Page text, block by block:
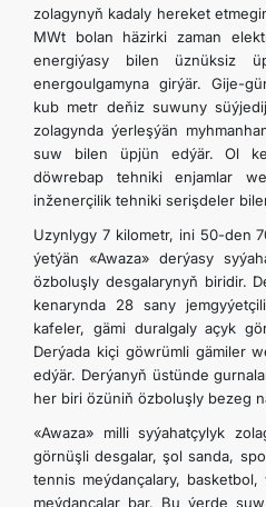
zolagynyň kadaly hereket
MWt bolan häzirki zaman
energiýasy bilen üznüksiz
energoulgamyna girýär. Gije-
kub metr deňiz suwuny
zolagynda ýerleşýän
suw bilen üpjün edýär. Ol
döwrebap tehniki enjamlar
inženerçilik tehniki serişdeler
Uzynlygy 7 kilometr, ini 50-den
ýetýän «Awaza» derýasy
özboluşly desgalarynyň biridir.
kenarynda 28 sany
kafeler, gämi duralgaly açyk
Derýada kiçi göwrümli gämiler
edýär. Derýanyň üstünde
her biri özüniň özboluşly bezeg
«Awaza» milli syýahatçylyk
görnüşli desgalar, şol sanda,
tennis meýdançalary,
meýdançalar bar. Bu ýerde